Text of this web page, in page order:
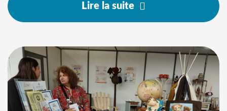
Lire la suite